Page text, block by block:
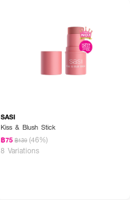
SASI
Kiss & Blush Stick
฿75 ฿139 (46%)
8 Variations